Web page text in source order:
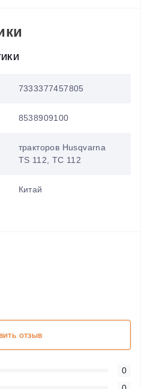
7333377457805
8538909100
тракторов Husqvarna
TS 112, TC 112
Китай
отзыв
0